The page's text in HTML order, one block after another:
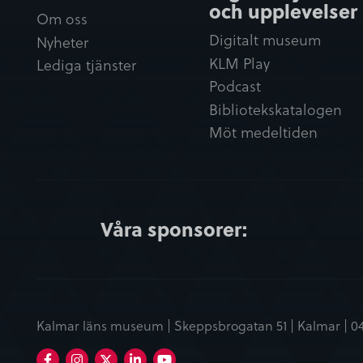
Om oss
Nyheter
Lediga tjänster
och upplevelser
Digitalt museum
KLM Play
Podcast
Bibliotekskatalogen
Möt medeltiden
Våra sponsorer:
Kalmar läns museum | Skeppsbrogatan 51 | Kalmar |
FacebookInstagramLinkedIn